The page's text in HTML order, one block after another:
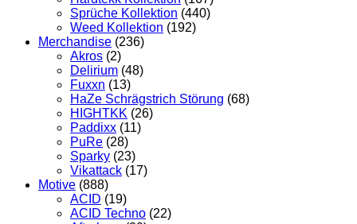
Sprüche Kollektion (440)
Weed Kollektion (192)
Merchandise (236)
Akros (2)
Delirium (48)
Fuxxn (13)
HaZe Schrägstrich Störung (68)
HIGHTKK (26)
Paddixx (11)
PuRe (28)
Sparky (23)
Vikattack (17)
Motive (888)
ACID (19)
ACID Techno (22)